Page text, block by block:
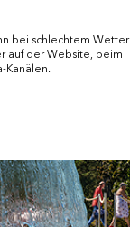
bei schlechtem Wetter
auf der Website, beim
Kanälen.